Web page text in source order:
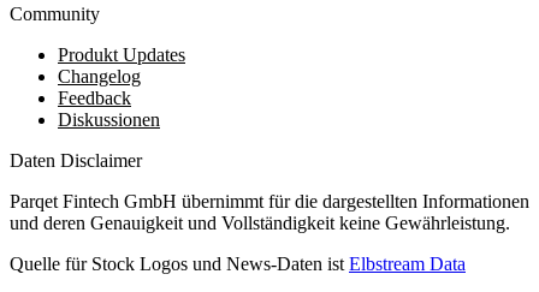
Community
Produkt Updates
Changelog
Feedback
Diskussionen
Daten Disclaimer
Parqet Fintech GmbH übernimmt für die dargestellten Informationen
und deren Genauigkeit und Vollständigkeit keine Gewährleistung.
Quelle für Stock Logos und News-Daten ist Elbstream Data